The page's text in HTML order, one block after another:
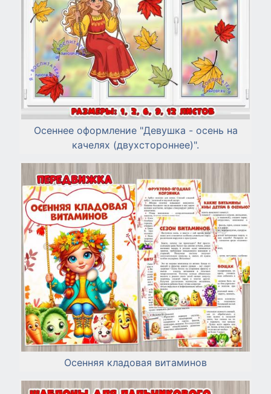
Осеннее оформление "Девушка - осень на
качелях (двухстороннее)".
Осенняя кладовая витаминов